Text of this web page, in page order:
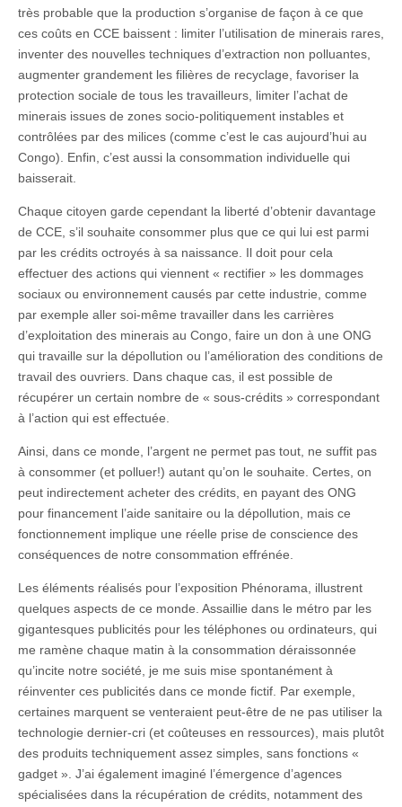
très probable que la production s’organise de façon à ce que
ces coûts en CCE baissent : limiter l’utilisation de minerais rares,
inventer des nouvelles techniques d’extraction non polluantes,
augmenter grandement les filières de recyclage, favoriser la
protection sociale de tous les travailleurs, limiter l’achat de
minerais issues de zones socio-politiquement instables et
contrôlées par des milices (comme c’est le cas aujourd’hui au
Congo). Enfin, c’est aussi la consommation individuelle qui
baisserait.
Chaque citoyen garde cependant la liberté d’obtenir davantage
de CCE, s’il souhaite consommer plus que ce qui lui est parmi
par les crédits octroyés à sa naissance. Il doit pour cela
effectuer des actions qui viennent « rectifier » les dommages
sociaux ou environnement causés par cette industrie, comme
par exemple aller soi-même travailler dans les carrières
d’exploitation des minerais au Congo, faire un don à une ONG
qui travaille sur la dépollution ou l’amélioration des conditions de
travail des ouvriers. Dans chaque cas, il est possible de
récupérer un certain nombre de « sous-crédits » correspondant
à l’action qui est effectuée.
Ainsi, dans ce monde, l’argent ne permet pas tout, ne suffit pas
à consommer (et polluer!) autant qu’on le souhaite. Certes, on
peut indirectement acheter des crédits, en payant des ONG
pour financement l’aide sanitaire ou la dépollution, mais ce
fonctionnement implique une réelle prise de conscience des
conséquences de notre consommation effrénée.
Les éléments réalisés pour l’exposition Phénorama, illustrent
quelques aspects de ce monde. Assaillie dans le métro par les
gigantesques publicités pour les téléphones ou ordinateurs, qui
me ramène chaque matin à la consommation déraissonnée
qu’incite notre société, je me suis mise spontanément à
réinventer ces publicités dans ce monde fictif. Par exemple,
certaines marquent se venteraient peut-être de ne pas utiliser la
technologie dernier-cri (et coûteuses en ressources), mais plutôt
des produits techniquement assez simples, sans fonctions «
gadget ». J’ai également imaginé l’émergence d’agences
spécialisées dans la récupération de crédits, notamment des